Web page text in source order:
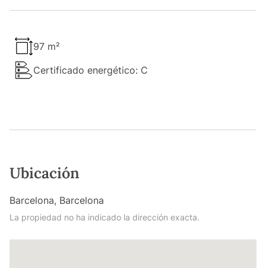
97 m²
Certificado energético: C
Ubicación
Barcelona, Barcelona
La propiedad no ha indicado la dirección exacta.